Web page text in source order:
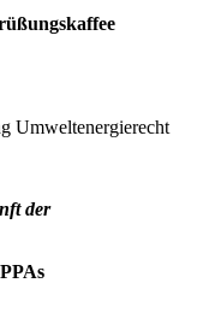
Umweltenergierecht
der